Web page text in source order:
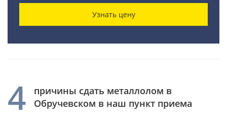
Узнать цену
4
причины сдать металлолом в
Обручевском в наш пункт приема